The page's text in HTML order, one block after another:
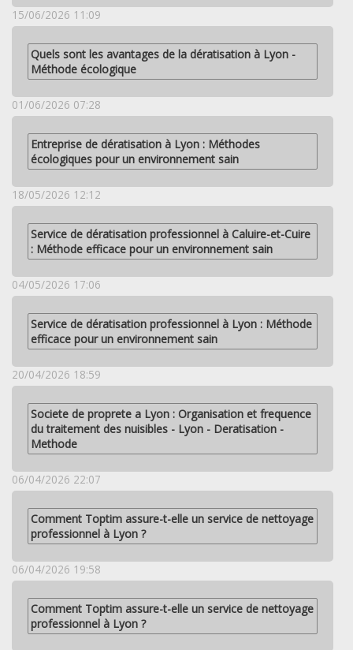
15/06/2026 11:09
Quels sont les avantages de la dératisation à Lyon -
Méthode écologique
01/06/2026 07:28
Entreprise de dératisation à Lyon : Méthodes
écologiques pour un environnement sain
18/05/2026 12:12
Service de dératisation professionnel à Caluire-et-Cuire
: Méthode efficace pour un environnement sain
04/05/2026 17:06
Service de dératisation professionnel à Lyon : Méthode
efficace pour un environnement sain
20/04/2026 18:59
Societe de proprete a Lyon : Organisation et frequence
du traitement des nuisibles - Lyon - Deratisation -
Methode
06/04/2026 22:07
Comment Toptim assure-t-elle un service de nettoyage
professionnel à Lyon ?
06/04/2026 19:58
Comment Toptim assure-t-elle un service de nettoyage
professionnel à Lyon ?